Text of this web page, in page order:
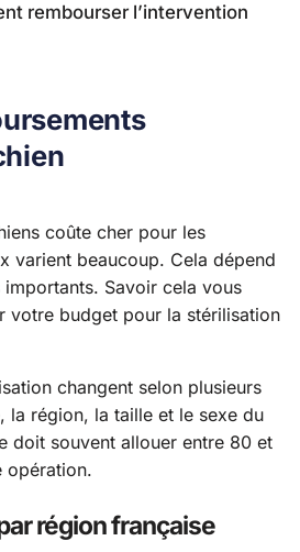
rembourser l’intervention
coûte cher pour les
varient beaucoup. Cela dépend
Savoir cela vous
votre budget pour la stérilisation
changent selon plusieurs
la région, la taille et le sexe du
doit souvent allouer entre 80 et
opération.
région française